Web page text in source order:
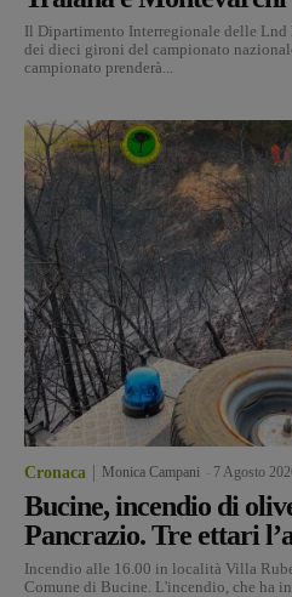
Il Dipartimento Interregionale delle
dei dieci gironi del campionato
campionato prenderà...
Cronaca Monica Campani 7 Agosto
Bucine, incendio di
Pancrazio. Tre ettari
Incendio alle 16.00 in località Villa
Comune di Bucine. L'incendio, che ha